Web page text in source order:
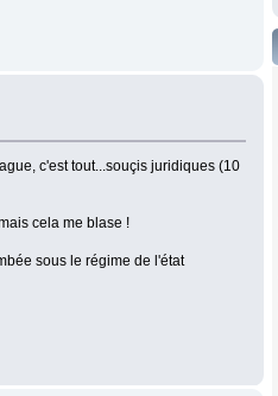
c'est tout...souçis juridiques (10
cela me blase !
sous le régime de l'état